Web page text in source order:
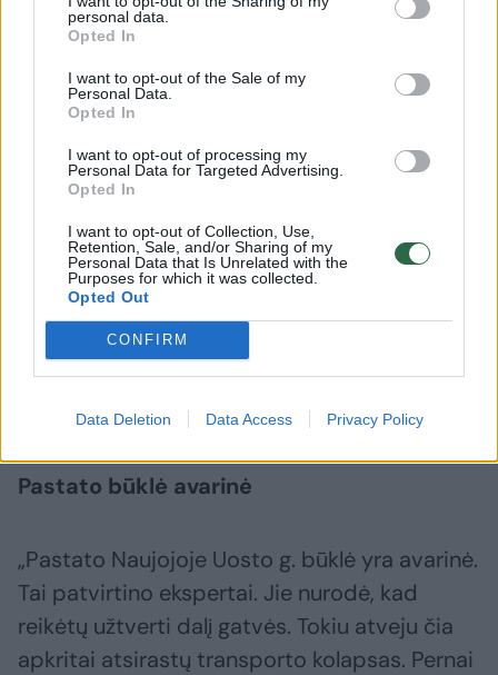
personal data.
Opted In
I want to opt-out of the Sale of my
Personal Data.
Opted In
I want to opt-out of processing my
Personal Data for Targeted Advertising.
Opted In
I want to opt-out of Collection, Use,
Retention, Sale, and/or Sharing of my
Personal Data that Is Unrelated with the
Purposes for which it was collected.
Opted Out
CONFIRM
Data Deletion Data Access Privacy Policy
transportininkų akimis žiūrint, nėra saugu.
Kelininkams būtų paprasčiau spręsti
problemą, kad jo ten nebebūtų, tada būtų
galima kelią paplatinti. Tačiau geriau
pagalvojus niekur labai neįsibėgėsi toje
gatvėje, automobilių srauto nepadidinsi, nes
paplatinti gatvę iš priešingos, iš buvusio
policijos pastato pusės. Turėdamas omenyje,
kad yra galimybė pastatą integruoti į būsimą
„Memelio miesto„ kvartalą, manau,
sprendimas bus rastas“, – „Vakarų ekspresui“
sakė L. Kavaliauskas.
Pastato būklė avarinė
„Pastato Naujojoje Uosto g. būklė yra avarinė.
Tai patvirtino ekspertai. Jie nurodė, kad
reikėtų užtverti dalį gatvės. Tokiu atveju čia
apkritai atsirastų transporto kolapsas. Pernai